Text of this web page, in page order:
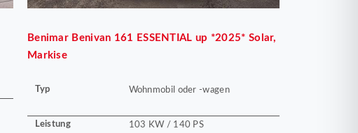
Benimar Benivan 161 ESSENTIAL up *2025* Solar,
Markise
Typ Wohnmobil oder -wagen
Leistung 103 KW / 140 PS